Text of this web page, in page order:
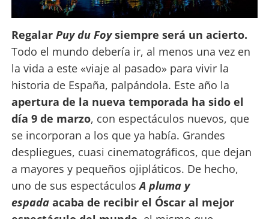
Regalar Puy du Foysiempre será un acierto.
Todo el mundo debería ir, al menos una vez en
la vida a este «viaje al pasado» para vivir la
historia de España, palpándola. Este año la
apertura de la nueva temporada ha sido el
día 9 de marzo, con espectáculos nuevos, que
se incorporan a los que ya había. Grandes
despliegues, cuasi cinematográficos, que dejan
a mayores y pequeños ojipláticos. De hecho,
uno de sus espectáculos A pluma y
espadaacaba de recibir el Óscar al mejor